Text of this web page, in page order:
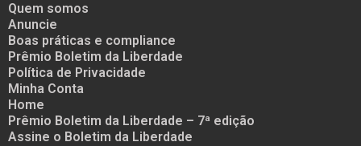
Quem somos
Anuncie
Boas práticas e compliance
Prêmio Boletim da Liberdade
Política de Privacidade
Minha Conta
Home
Prêmio Boletim da Liberdade – 7ª edição
Assine o Boletim da Liberdade